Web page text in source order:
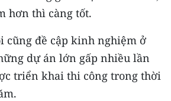
hơn thì càng tốt.
cũng đề cập kinh nghiệm ở
dự án lớn gấp nhiều lần
triển khai thi công trong thời